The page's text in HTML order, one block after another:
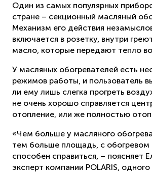
Один из самых популярных
стране – секционный масляный
Механизм его действия
включается в розетку, внутри
масло, которые передают тепло
У масляных обогревателей есть
режимов работы, и пользователь
ли ему лишь слегка прогреть
не очень хорошо справляется
отопление, или же полностью
«Чем больше у масляного
тем больше площадь, с обогревом
способен справиться, – поясняет
эксперт компании POLARIS,